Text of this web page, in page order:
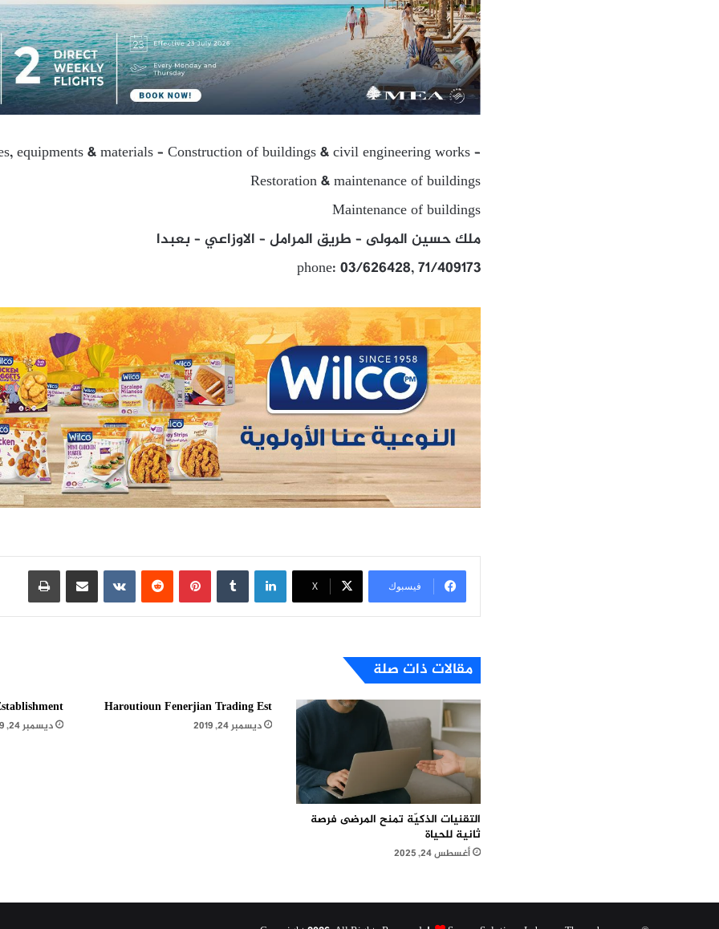
equipments & materials – Construction of buildings & civil engineering works –
Restoration & maintenance of buildings
Maintenance of buildings
ملك حسين المولى – طريق المرامل – الاوزاعي – بعبدا
phone: 03/626428, 71/409173
فيسبوك X
لينكدإن بينتيريست مشاركة عبر البريد طباعة
مقالات ذات صلة
التقنيات الذكيّة تمنح المرضى فرصة
ثانية للحياة
أغسطس 24, 2025
Haroutioun Fenerjian Trading Est
ديسمبر 24, 2019 ديسمبر 24, 2019